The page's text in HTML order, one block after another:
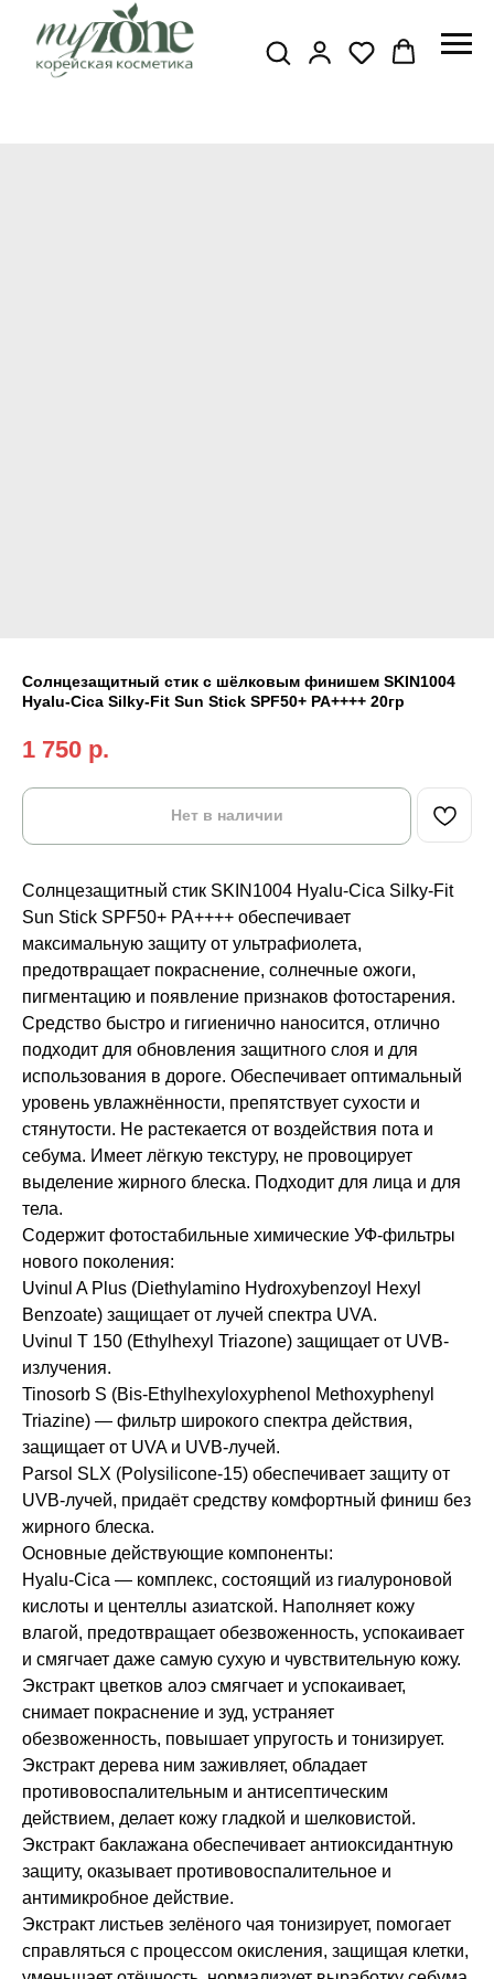
Солнцезащитный стик с шёлковым финишем SKIN1004
Hyalu-Cica Silky-Fit Sun Stick SPF50+ PA++++ 20гр
1 750 р.
Нет в наличии
Солнцезащитный стик SKIN1004 Hyalu-Cica Silky-Fit
Sun Stick SPF50+ PA++++ обеспечивает
максимальную защиту от ультрафиолета,
предотвращает покраснение, солнечные ожоги,
пигментацию и появление признаков фотостарения.
Средство быстро и гигиенично наносится, отлично
подходит для обновления защитного слоя и для
использования в дороге. Обеспечивает оптимальный
уровень увлажнённости, препятствует сухости и
стянутости. Не растекается от воздействия пота и
себума. Имеет лёгкую текстуру, не провоцирует
выделение жирного блеска. Подходит для лица и для
тела.
Содержит фотостабильные химические УФ-фильтры
нового поколения:
Uvinul A Plus (Diethylamino Hydroxybenzoyl Hexyl
Benzoate) защищает от лучей спектра UVA.
Uvinul T 150 (Ethylhexyl Triazone) защищает от UVB-
излучения.
Tinosorb S (Bis-Ethylhexyloxyphenol Methoxyphenyl
Triazine) — фильтр широкого спектра действия,
защищает от UVA и UVB-лучей.
Parsol SLX (Polysilicone-15) обеспечивает защиту от
UVB-лучей, придаёт средству комфортный финиш без
жирного блеска.
Основные действующие компоненты:
Hyalu-Cica — комплекс, состоящий из гиалуроновой
кислоты и центеллы азиатской. Наполняет кожу
влагой, предотвращает обезвоженность, успокаивает
и смягчает даже самую сухую и чувствительную кожу.
Экстракт цветков алоэ смягчает и успокаивает,
снимает покраснение и зуд, устраняет
обезвоженность, повышает упругость и тонизирует.
Экстракт дерева ним заживляет, обладает
противовоспалительным и антисептическим
действием, делает кожу гладкой и шелковистой.
Экстракт баклажана обеспечивает антиоксидантную
защиту, оказывает противовоспалительное и
антимикробное действие.
Экстракт листьев зелёного чая тонизирует, помогает
справляться с процессом окисления, защищая клетки,